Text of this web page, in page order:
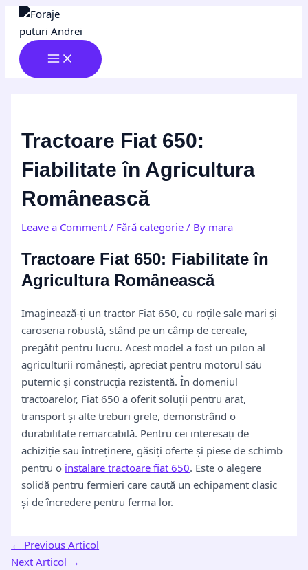
Skip
content
MENU
Tractoare Fiat 650:
Fiabilitate în Agricultura
Românească
Leave a Comment / Fără categorie / By mara
Tractoare Fiat 650: Fiabilitate în
Agricultura Românească
Imaginează-ți un tractor Fiat 650, cu roțile sale mari și
caroseria robustă, stând pe un câmp de cereale,
pregătit pentru lucru. Acest model a fost un pilon al
agriculturii românești, apreciat pentru motorul său
puternic și construcția rezistentă. În domeniul
tractoarelor, Fiat 650 a oferit soluții pentru arat,
transport și alte treburi grele, demonstrând o
durabilitate remarcabilă. Pentru cei interesați de
achiziție sau întreținere, găsiți oferte și piese de schimb
pentru o instalare tractoare fiat 650. Este o alegere
solidă pentru fermieri care caută un echipament clasic
și de încredere pentru ferma lor.
Post
navigation
← Previous Articol
Next Articol →
Type
here..
Name*
Email*
Website